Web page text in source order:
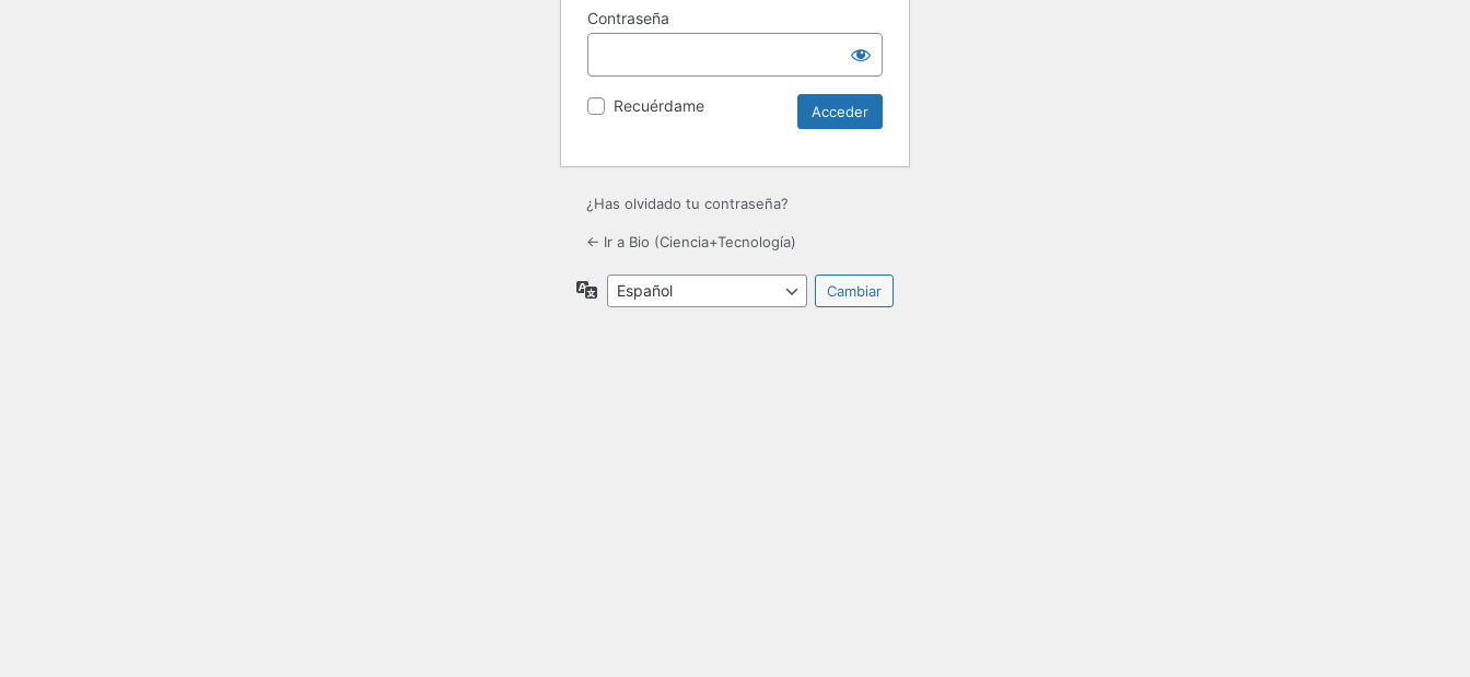
Contraseña
Recuérdame
¿Has olvidado tu contraseña?
← Ir a Bio (Ciencia+Tecnología)
Idioma